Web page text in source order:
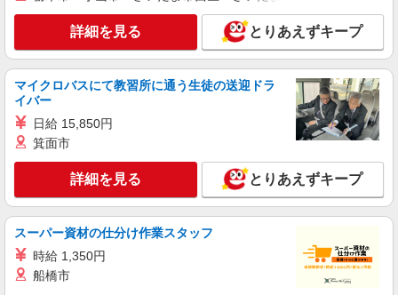
月給24万7,450円〜26万9,670円 ※経験・能
力・資格等による 初任者研修 月給 24万7,450円
実務者研修 月給 25万1,160円 介護福祉士 月給 26
万3,510円 社会福祉士 月給 26万9,670円 ※一律処
遇改善加算含む ※夜勤手当6,000円/4回を含む 〇
資格手当 〇職種手当 〇業務手当 〇首都圏手当 〇
時間外勤務手当 〇夜勤手当 〇深夜勤務手当 〇休
パナソニック エイジフリーハウス相模大野 神
奈川県相模原市南区相模大野5丁目29番6号
キープ 詳細を見る
職業紹介
株式会社kotrio /●YK-S-2022272
＜相模大野駅＞デイサービスのパート募集≪週
3勤務≫≪夕方退社≫
時給1550円〜2312円 ＜交通費全支給(ガソリ
詳細を見る とりあえずキープ
マイクロバスにて教習所に通う生徒の送迎ドラ
イバー
日給 15,850円
箕面市
詳細を見る とりあえずキープ
スーパー資材の仕分け作業スタッフ
時給 1,350円
船橋市